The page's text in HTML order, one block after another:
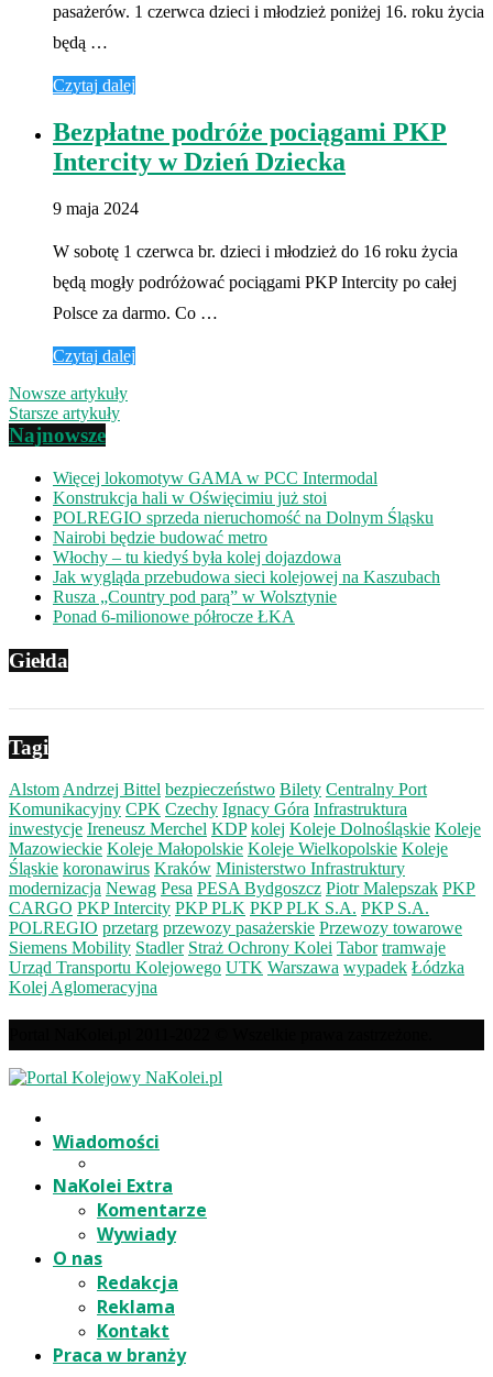
pasażerów. 1 czerwca dzieci i młodzież poniżej 16. roku życia
będą …
Czytaj dalej
Bezpłatne podróże pociągami PKP
Intercity w Dzień Dziecka
9 maja 2024
W sobotę 1 czerwca br. dzieci i młodzież do 16 roku życia
będą mogły podróżować pociągami PKP Intercity po całej
Polsce za darmo. Co …
Czytaj dalej
Nowsze artykuły
Starsze artykuły
Najnowsze
Więcej lokomotyw GAMA w PCC Intermodal
Konstrukcja hali w Oświęcimiu już stoi
POLREGIO sprzeda nieruchomość na Dolnym Śląsku
Nairobi będzie budować metro
Włochy – tu kiedyś była kolej dojazdowa
Jak wygląda przebudowa sieci kolejowej na Kaszubach
Rusza „Country pod parą” w Wolsztynie
Ponad 6-milionowe półrocze ŁKA
Giełda
Tagi
Alstom Andrzej Bittel bezpieczeństwo Bilety Centralny Port
Komunikacyjny CPK Czechy Ignacy Góra Infrastruktura
inwestycje Ireneusz Merchel KDP kolej Koleje Dolnośląskie Koleje
Mazowieckie Koleje Małopolskie Koleje Wielkopolskie Koleje
Śląskie koronawirus Kraków Ministerstwo Infrastruktury
modernizacja Newag Pesa PESA Bydgoszcz Piotr Malepszak PKP
CARGO PKP Intercity PKP PLK PKP PLK S.A. PKP S.A.
POLREGIO przetarg przewozy pasażerskie Przewozy towarowe
Siemens Mobility Stadler Straż Ochrony Kolei Tabor tramwaje
Urząd Transportu Kolejowego UTK Warszawa wypadek Łódzka
Kolej Aglomeracyjna
Wiadomości
NaKolei Extra
Komentarze
Wywiady
O nas
Redakcja
Reklama
Kontakt
Praca w branży